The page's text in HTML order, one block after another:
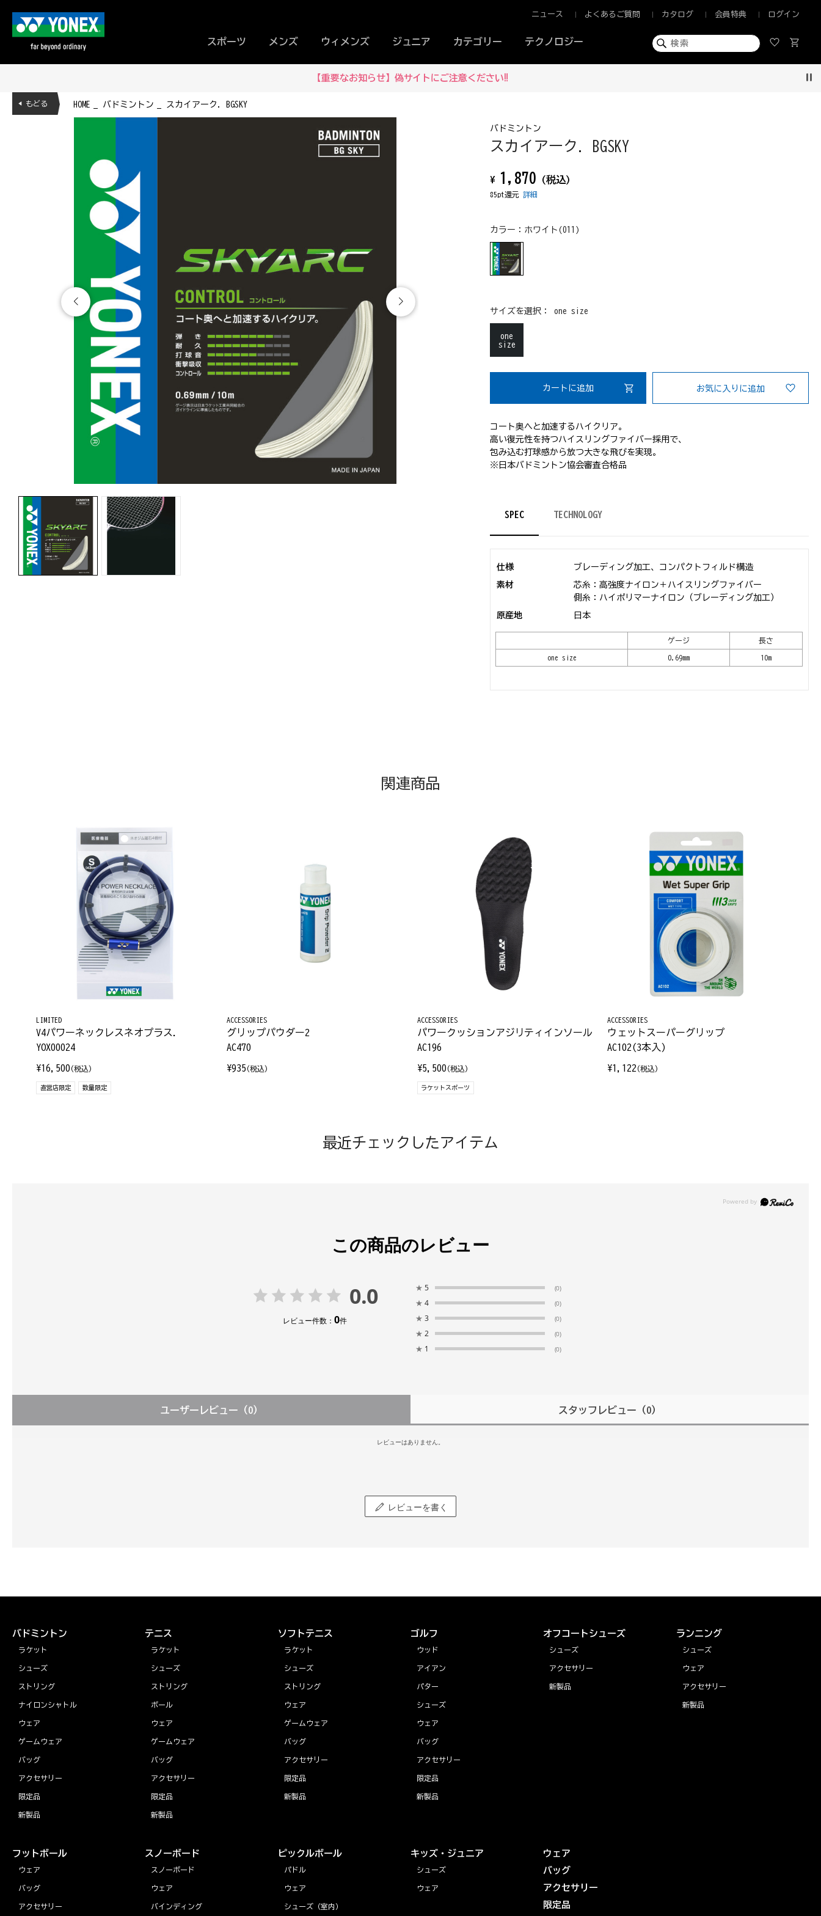
スポーツ メンズ ウィメンズ ジュニア カテゴリー テクノロジー
ニュース よくあるご質問 カタログ 会員特典 ログイン
【重要なお知らせ】偽サイトにご注意ください‼
HOME バドミントン スカイアーク. BGSKY
◀ もどる
バドミントン
スカイアーク. BGSKY
¥ 1,870 (税込)
85pt還元詳細
カラー： ホワイト(011)
サイズを選択：one size
one
size
カートに追加 お気に入りに追加
コート奥へと加速するハイクリア。
高い復元性を持つハイスリングファイバー採用で、
包み込む打球感から放つ大きな飛びを実現。
※日本バドミントン協会審査合格品
SPEC TECHNOLOGY
仕様 ブレーディング加工、コンパクトフィルド構造
素材
芯糸：高強度ナイロン＋ハイスリングファイバー
側糸：ハイポリマーナイロン（ブレーディング加工）
原産地 日本
ゲージ 長さ
one size 0.69mm 10m
関連商品
LIMITED
V4パワーネックレスネオプラス.
YOX00024
¥16,500 (税込)
直営店限定 数量限定
ACCESSORIES
グリップパウダー2
AC470
¥935 (税込)
ACCESSORIES
パワークッションアジリティインソール
AC196
¥5,500 (税込)
ラケットスポーツ
ACCESSORIES
ウェットスーパーグリップ
AC102(3本入)
¥1,122 (税込)
最近チェックしたアイテム
この商品のレビュー
0.0
レビュー件数： 0件
★ 5 (0)
★ 4 (0)
★ 3 (0)
★ 2 (0)
★ 1 (0)
ユーザーレビュー （0） スタッフレビュー （0）
レビューはありません。
レビューを書く
バドミントン
ラケット
シューズ
ストリング
ナイロンシャトル
ウェア
ゲームウェア
バッグ
アクセサリー
限定品
新製品
テニス
ラケット
シューズ
ストリング
ボール
ウェア
ゲームウェア
バッグ
アクセサリー
限定品
新製品
ソフトテニス
ラケット
シューズ
ストリング
ウェア
ゲームウェア
バッグ
アクセサリー
限定品
新製品
ゴルフ
ウッド
アイアン
パター
シューズ
ウェア
バッグ
アクセサリー
限定品
新製品
オフコートシューズ
シューズ
アクセサリー
新製品
ランニング
シューズ
ウェア
アクセサリー
新製品
フットボール
ウェア
バッグ
アクセサリー
スノーボード
スノーボード
ウェア
バインディング
ピックルボール
パドル
ウェア
シューズ（室内）
キッズ・ジュニア
シューズ
ウェア
ウェア
バッグ
アクセサリー
限定品